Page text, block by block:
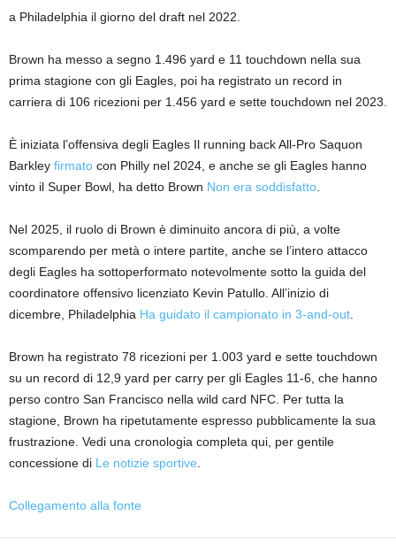
a Philadelphia il giorno del draft nel 2022.
Brown ha messo a segno 1.496 yard e 11 touchdown nella sua
prima stagione con gli Eagles, poi ha registrato un record in
carriera di 106 ricezioni per 1.456 yard e sette touchdown nel 2023.
È iniziata l’offensiva degli Eagles Il running back All-Pro Saquon
Barkley firmato con Philly nel 2024, e anche se gli Eagles hanno
vinto il Super Bowl, ha detto Brown Non era soddisfatto.
Nel 2025, il ruolo di Brown è diminuito ancora di più, a volte
scomparendo per metà o intere partite, anche se l’intero attacco
degli Eagles ha sottoperformato notevolmente sotto la guida del
coordinatore offensivo licenziato Kevin Patullo. All’inizio di
dicembre, Philadelphia Ha guidato il campionato in 3-and-out.
Brown ha registrato 78 ricezioni per 1.003 yard e sette touchdown
su un record di 12,9 yard per carry per gli Eagles 11-6, che hanno
perso contro San Francisco nella wild card NFC. Per tutta la
stagione, Brown ha ripetutamente espresso pubblicamente la sua
frustrazione. Vedi una cronologia completa qui, per gentile
concessione di Le notizie sportive.
Collegamento alla fonte